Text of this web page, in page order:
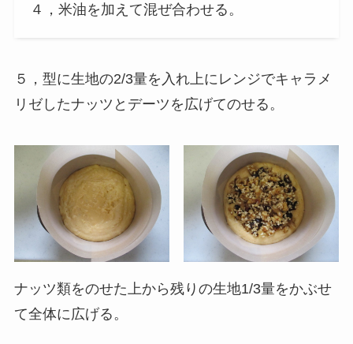
４，米油を加えて混ぜ合わせる。
５，型に生地の2/3量を入れ上にレンジでキャラメ
リゼしたナッツとデーツを広げてのせる。
ナッツ類をのせた上から残りの生地1/3量をかぶせ
て全体に広げる。